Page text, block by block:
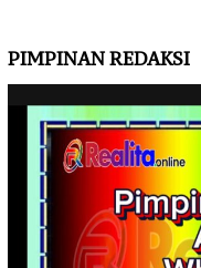
PIMPINAN REDAKSI